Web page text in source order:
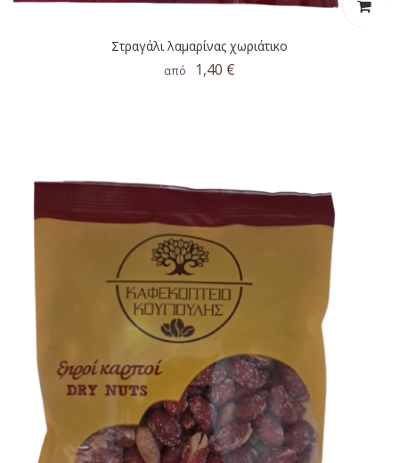
Στραγάλι λαμαρίνας χωριάτικο
από 1,40 €